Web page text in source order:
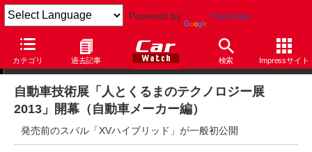
Powered by Translate
カテゴリ 過去記事 検索 Impressサイト
ニュース
自動車技術展「人とくるまのテクノロジー展
2013」開幕（自動車メーカー編）
発売前のスバル「XVハイブリッド」が一般初公開